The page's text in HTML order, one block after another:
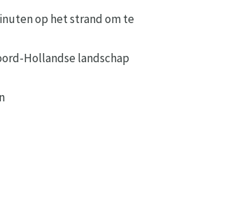
op het strand om te
Hollandse landschap